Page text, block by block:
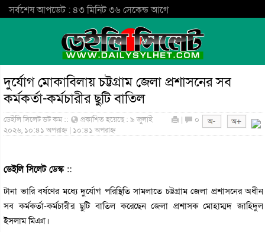
সর্বশেষ আপডেট : ৪৩ মিনিট ৩৬ সেকেন্ড আগে
দুর্যোগ মোকাবিলায় চট্টগ্রাম জেলা প্রশাসনের সব
কর্মকর্তা-কর্মচারীর ছুটি বাতিল
ডেইলি সিলেট ডট কম ::
প্রকাশিত হয়েছে : ৯ জুলাই
২০২৬, ১০:৪১ অপরাহ্ন | ১০:৪১ অপরাহ্ন
| ০
ডেইলি সিলেট ডেস্ক ::
টানা ভারি বর্ষণের মধ্যে দুর্যোগ পরিস্থিতি সামলাতে চট্টগ্রাম জেলা প্রশাসনের অধীন
সব কর্মকর্তা-কর্মচারীর ছুটি বাতিল করেছেন জেলা প্রশাসক মোহাম্মদ জাহিদুল
ইসলাম মিঞা।